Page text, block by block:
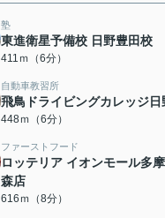
塾
東進衛星予備校 日野豊田校
411ｍ（6分）
自動車教習所
飛鳥ドライビングカレッジ日
448ｍ（6分）
ファーストフード
ロッテリア イオンモール多
森店
616ｍ（8分）